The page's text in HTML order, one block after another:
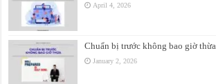
April 4, 2026
Chuẩn bị trước không bao giờ thừa
January 2, 2026